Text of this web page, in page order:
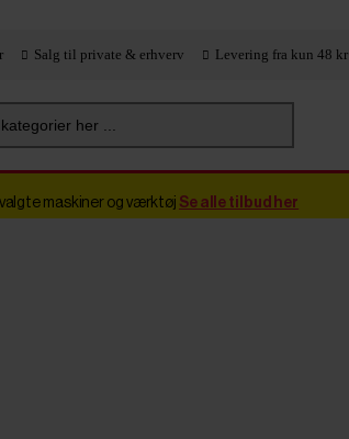
Salg til private & erhverv Levering fra kun 48 kr
her ...
maskiner og værktøj Se alle tilbud her